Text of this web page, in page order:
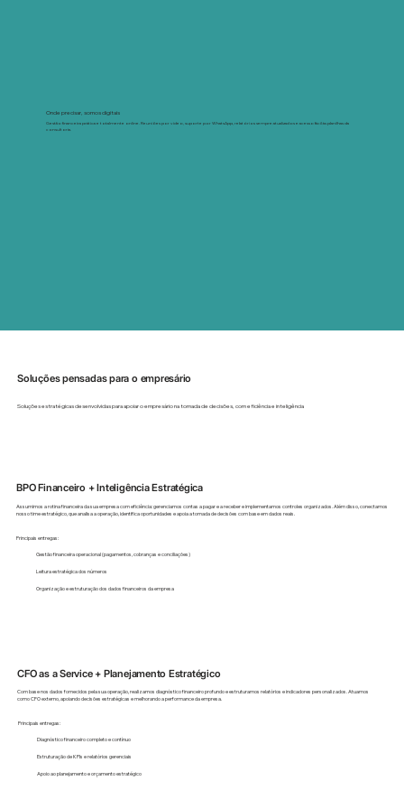
Soluções pensadas para o empresário
Soluções estratégicas desenvolvidas para apoiar o empresário na tomada de decisões, com eficiência e inteligência
BPO Financeiro + Inteligência Estratégica
Assumimos a rotina financeira da sua empresa com eficiência: gerenciamos contas a pagar e a receber e implementamos controles organizados. Além disso, conectamos
nosso time estratégico, que analisa a operação, identifica oportunidades e apoia a tomada de decisões com base em dados reais.
Principais entregas:
Gestão financeira operacional (pagamentos, cobranças e conciliações)
Leitura estratégica dos números
Organização e estruturação dos dados financeiros da empresa
CFO as a Service + Planejamento Estratégico
Com base nos dados fornecidos pela sua operação, realizamos diagnóstico financeiro profundo e estruturamos relatórios e indicadores personalizados. Atuamos
como CFO externo, apoiando decisões estratégicas e melhorando a performance da empresa.
Principais entregas:
Diagnóstico financeiro completo e contínuo
Estruturação de KPIs e relatórios gerenciais
Apoio ao planejamento e orçamento estratégico
Onde precisar, somos digitais
Gestão financeira prática e totalmente online. Reuniões por vídeo, suporte por WhatsApp, relatórios sempre atualizados e acesso fácil às planilhas da
consultoria.